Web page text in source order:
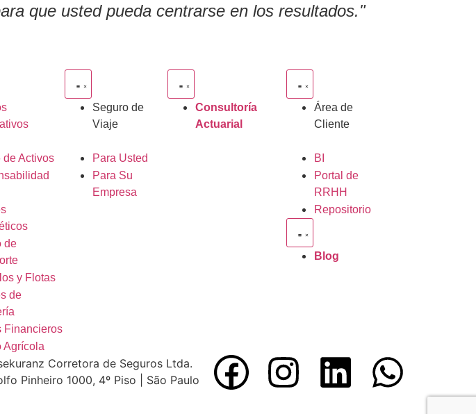
que usted pueda centrarse en los resultados."
de Activos
de
y Flotas
de
Financieros
Agrícola
Seguro de
Viaje
Para Usted
Para Su
Empresa
Consultoría
Actuarial
Área de
Cliente
BI
Portal de
RRHH
Repositorio
Blog
Corretora de Seguros Ltda.
Pinheiro 1000, 4º Piso | São Paulo